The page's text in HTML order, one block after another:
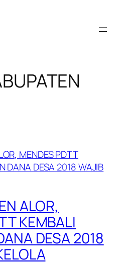
ALOR,
KEMBALI
DESA 2018